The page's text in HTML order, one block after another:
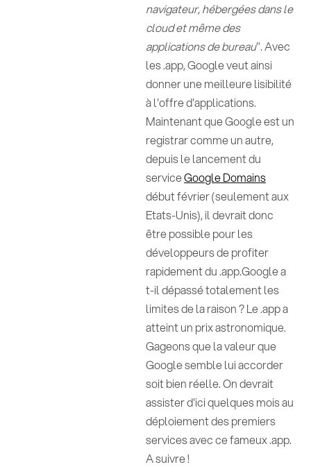
navigateur, hébergées dans le
cloud et même des
applications de bureau". Avec
les .app, Google veut ainsi
donner une meilleure lisibilité
à l'offre d'applications.
Maintenant que Google est un
registrar comme un autre,
depuis le lancement du
serviceGoogle Domains
début février (seulement aux
Etats-Unis), il devrait donc
être possible pour les
développeurs de profiter
rapidement du .app.Google a
t-il dépassé totalement les
limites de la raison ? Le .app a
atteint un prix astronomique.
Gageons que la valeur que
Google semble lui accorder
soit bien réelle. On devrait
assister d'ici quelques mois au
déploiement des premiers
services avec ce fameux .app.
A suivre !